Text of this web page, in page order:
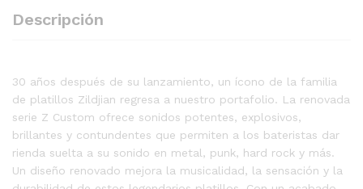
Descripción
30 años después de su lanzamiento, un ícono de la familia
de platillos Zildjian regresa a nuestro portafolio. La renovada
serie Z Custom ofrece sonidos potentes, explosivos,
brillantes y contundentes que permiten a los bateristas dar
rienda suelta a su sonido en metal, punk, hard rock y más.
Un diseño renovado mejora la musicalidad, la sensación y la